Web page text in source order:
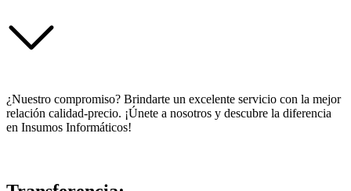
¿Nuestro compromiso? Brindarte un excelente servicio con la mejor
relación calidad-precio. ¡Únete a nosotros y descubre la diferencia
en Insumos Informáticos!